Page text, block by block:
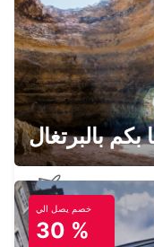
SOFIA HILTON
SOFIA - BULGARIA
NIS AIRPORT
NIS - SERBIA
بكم بالبرتغال
خصم يصل الي
30 %